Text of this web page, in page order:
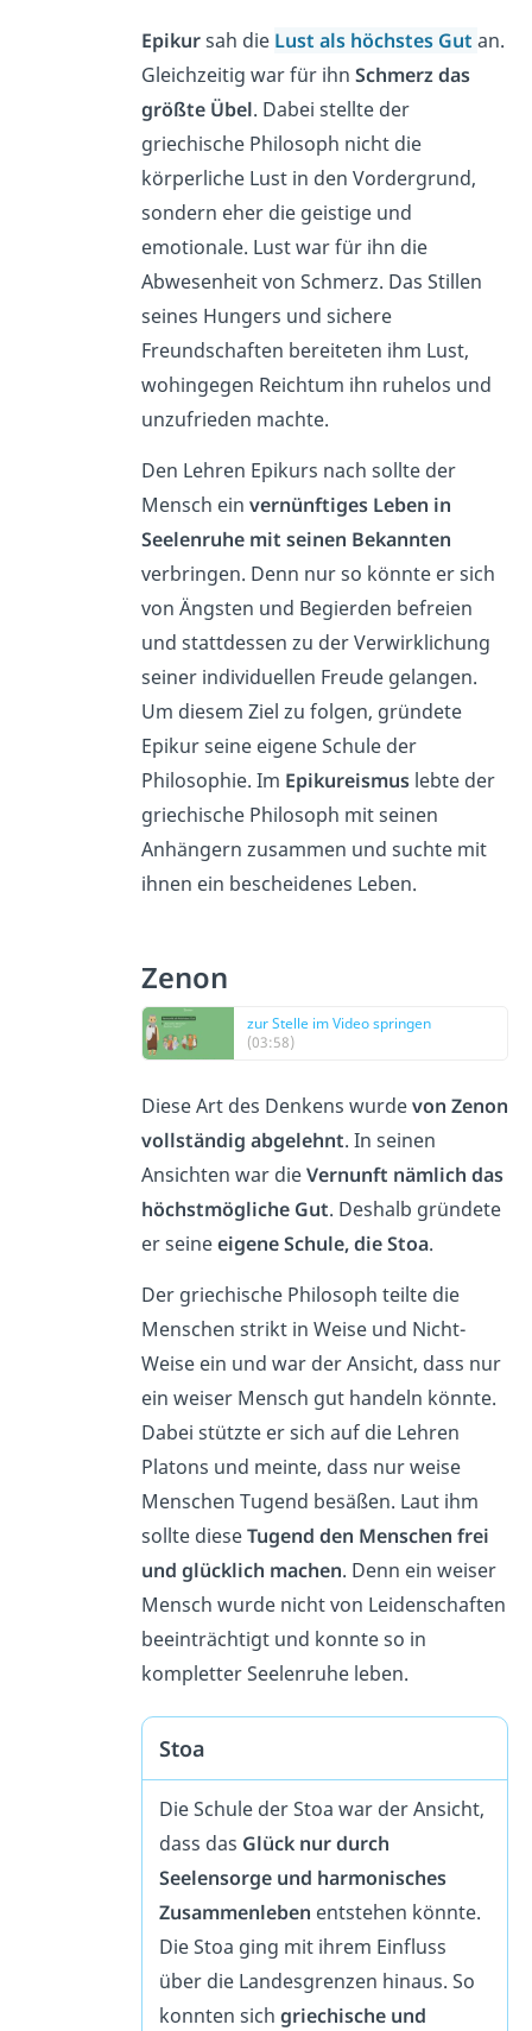
Epikursah die Lust als höchstes Gut an.
Gleichzeitig war für ihn Schmerz das
größte Übel. Dabei stellte der
griechische Philosoph nicht die
körperliche Lust in den Vordergrund,
sondern eher die geistige und
emotionale. Lust war für ihn die
Abwesenheit von Schmerz. Das Stillen
seines Hungers und sichere
Freundschaften bereiteten ihm Lust,
wohingegen Reichtum ihn ruhelos und
unzufrieden machte.
Den Lehren Epikurs nach sollte der
Mensch ein vernünftiges Leben in
Seelenruhe mit seinen Bekannten
verbringen. Denn nur so könnte er sich
von Ängsten und Begierden befreien
und stattdessen zu der Verwirklichung
seiner individuellen Freude gelangen.
Um diesem Ziel zu folgen, gründete
Epikur seine eigene Schule der
Philosophie. Im Epikureismuslebte der
griechische Philosoph mit seinen
Anhängern zusammen und suchte mit
ihnen ein bescheidenes Leben.
Zenon
zur Stelle im Video springen
(03:58)
Diese Art des Denkens wurdevon Zenon
vollständig abgelehnt. In seinen
Ansichten war dieVernunft nämlich das
höchstmögliche Gut. Deshalb gründete
er seineeigene Schule, die Stoa.
Der griechische Philosoph teilte die
Menschen strikt in Weise und Nicht-
Weise ein und war der Ansicht, dass nur
ein weiser Mensch gut handeln könnte.
Dabei stützte er sich auf die Lehren
Platons und meinte, dass nur weise
Menschen Tugend besäßen. Laut ihm
sollte dieseTugend den Menschen frei
und glücklich machen. Denn ein weiser
Mensch wurde nicht von Leidenschaften
beeinträchtigt und konnte so in
kompletter Seelenruhe leben.
Stoa
Die Schule der Stoa war der Ansicht,
dass das Glück nur durch
Seelensorge und harmonisches
Zusammenleben entstehen könnte.
Die Stoa ging mit ihrem Einfluss
über die Landesgrenzen hinaus. So
konnten sich griechische und